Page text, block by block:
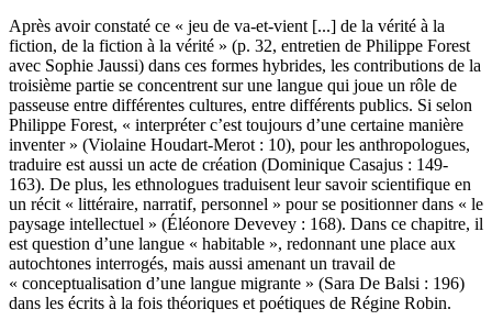
Après avoir constaté ce « jeu de va-et-vient [...] de la vérité à la
fiction, de la fiction à la vérité » (p. 32, entretien de Philippe Forest
avec Sophie Jaussi) dans ces formes hybrides, les contributions de la
troisième partie se concentrent sur une langue qui joue un rôle de
passeuse entre différentes cultures, entre différents publics. Si selon
Philippe Forest, « interpréter c’est toujours d’une certaine manière
inventer » (Violaine Houdart-Merot : 10), pour les anthropologues,
traduire est aussi un acte de création (Dominique Casajus : 149-
163). De plus, les ethnologues traduisent leur savoir scientifique en
un récit « littéraire, narratif, personnel » pour se positionner dans « le
paysage intellectuel » (Éléonore Devevey : 168). Dans ce chapitre, il
est question d’une langue « habitable », redonnant une place aux
autochtones interrogés, mais aussi amenant un travail de
« conceptualisation d’une langue migrante » (Sara De Balsi : 196)
dans les écrits à la fois théoriques et poétiques de Régine Robin.